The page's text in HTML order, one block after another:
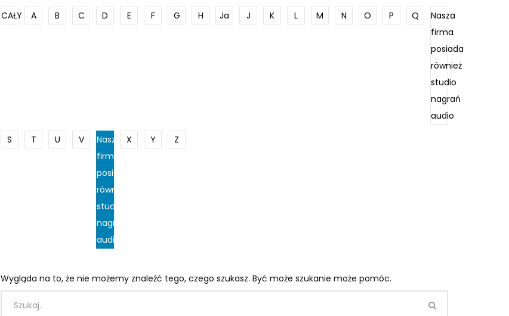
CAŁY A B C D E F G H Ja J K L M N O P Q
Nasza
firma
posiada
również
studio
nagrań
audio
S
T U V
Nasza
firma
posiada
również
studio
nagrań
audio
X Y Z
Wygląda na to, że nie możemy znaleźć tego, czego szukasz. Być może szukanie może pomóc.